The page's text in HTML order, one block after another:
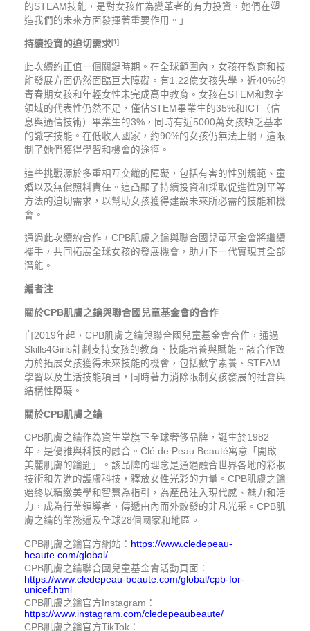
的STEAM技能，是對女孩作為變革者的有力投資，她們在塑
造我們的未來方面發揮著重要作用。」
持續投資的迫切需求[1]
此次續約正值一個關鍵時期。在全球範圍內，女孩在教育和技
能發展方面仍然面臨巨大障礙。有1.22億女孩失學，近40%的
青春期女孩和年輕女性未完成高中教育。女孩在STEM和數字
領域的代表性仍然不足，僅佔STEM畢業生的35%和ICT（信
息與通信技術）畢業生的3%，同時有近5000萬女孩缺乏基本
的識字技能。在低收入國家，約90%的女孩仍無法上網，這限
制了她們獲得學習和機會的途徑。
這些挑戰源於多重相互交織的障礙，包括有害的性別規範、童
婚以及無償照料責任。這凸顯了持續投資和採取促進性別平等
方法的迫切需求，以幫助女孩獲得建設未來所必需的技能和機
會。
通過此次續約合作，CPB肌膚之鑰與聯合國兒童基金會將繼續
攜手，共同拓展全球女孩的發展機會，助力下一代實現其全部
潛能。
編者注
關於CPB肌膚之鑰與聯合國兒童基金會的合作
自2019年起，CPB肌膚之鑰與聯合國兒童基金會合作，通過
Skills4Girls計劃支持女孩的教育、技能培養與賦能。該合作致
力於拓展女孩獲得未來技能的機會，包括數字素養、STEAM
學習以及生活技能項目，同時著力消除限制女孩發展的社會與
結構性障礙。
關於CPB肌膚之鑰
CPB肌膚之鑰作為資生堂旗下全球奢侈品牌，誕生於1982
年，是優雅與科技的融合。Clé de Peau Beauté寓意「開啟
美麗肌膚的鑰匙」。該品牌的理念是通過融合世界各地的彩妝
技術和先進的護膚科技，釋放女性光彩的力量。CPB肌膚之鑰
始終以精緻美學和智慧為指引，為產品注入現代感、魅力和活
力，成為行業領導者，傳遞由內而外散發的非凡光采。CPB肌
膚之鑰的業務遍及全球28個國家和地區。
CPB肌膚之鑰官方網站： https://www.cledepeau-
beaute.com/global/
CPB肌膚之鑰聯合國兒童基金會活動頁面：
https://www.cledepeau-beaute.com/global/cpb-for-
unicef.html
CPB肌膚之鑰官方Instagram：
https://www.instagram.com/cledepeaubeaute/
CPB肌膚之鑰官方TikTok：